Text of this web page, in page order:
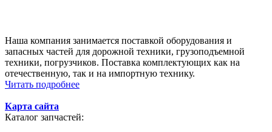
Наша компания занимается поставкой оборудования и
запасных частей для дорожной техники, грузоподъемной
техники, погрузчиков. Поставка комплектующих как на
отечественную, так и на импортную технику.
Читать подробнее
Карта сайта
Каталог запчастей: